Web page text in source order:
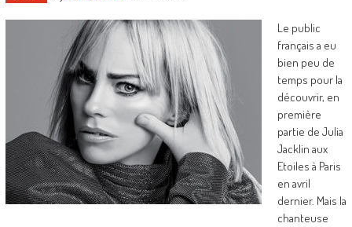
Le public
français a eu
bien peu de
temps pour la
découvrir, en
première
partie de Julia
Jacklin aux
Etoiles à Paris
en avril
dernier. Mais la
chanteuse